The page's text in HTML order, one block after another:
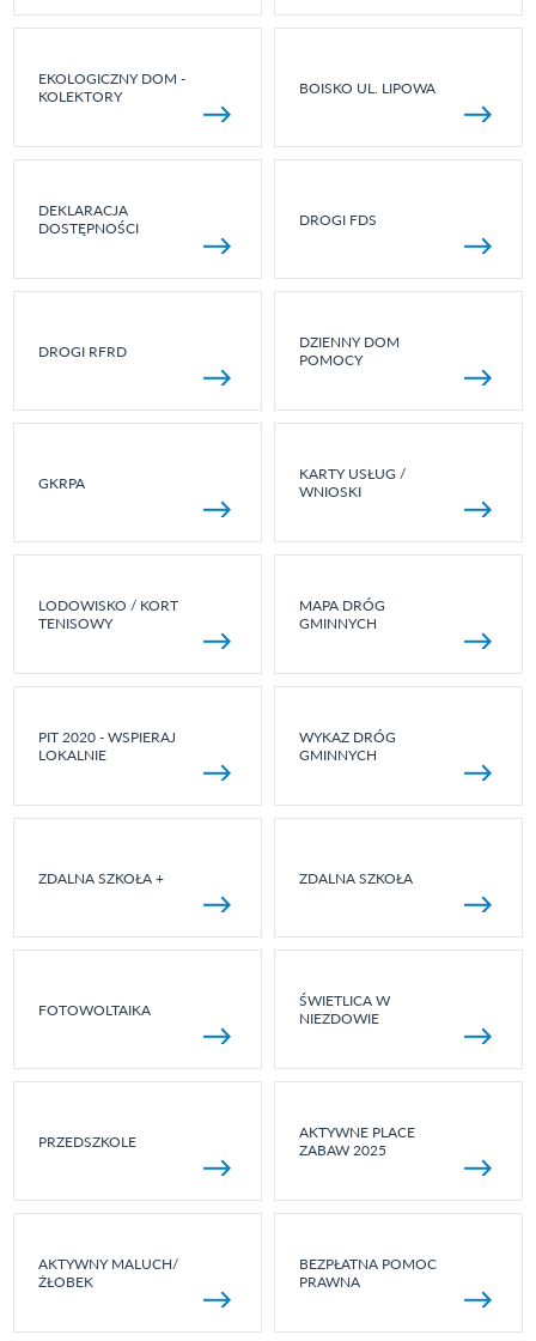
EKOLOGICZNY DOM -
KOLEKTORY
BOISKO UL. LIPOWA
DEKLARACJA
DOSTĘPNOŚCI
DROGI FDS
DROGI RFRD
DZIENNY DOM
POMOCY
GKRPA
KARTY USŁUG /
WNIOSKI
LODOWISKO / KORT
TENISOWY
MAPA DRÓG
GMINNYCH
PIT 2020 - WSPIERAJ
LOKALNIE
WYKAZ DRÓG
GMINNYCH
ZDALNA SZKOŁA + ZDALNA SZKOŁA
FOTOWOLTAIKA
ŚWIETLICA W
NIEZDOWIE
PRZEDSZKOLE
AKTYWNE PLACE
ZABAW 2025
AKTYWNY MALUCH/
ŻŁOBEK
BEZPŁATNA POMOC
PRAWNA